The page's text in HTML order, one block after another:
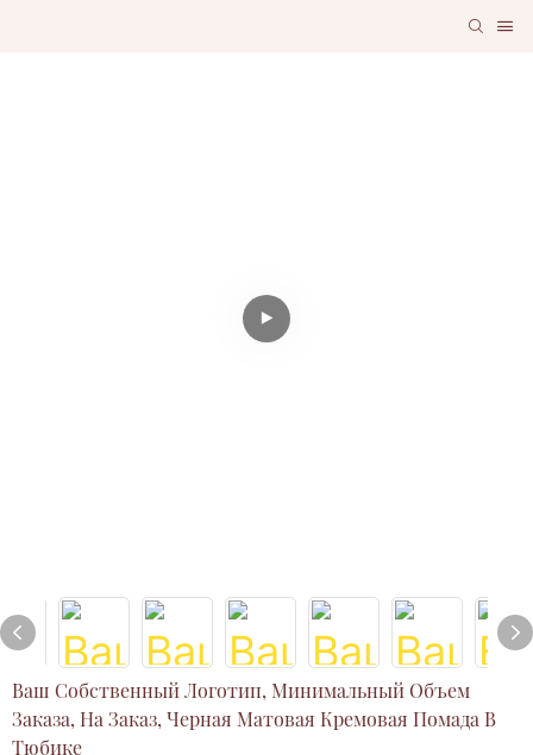
Ваш Собственный Логотип, Минимальный Объем
Заказа, На Заказ, Черная Матовая Кремовая Помада В
Тюбике